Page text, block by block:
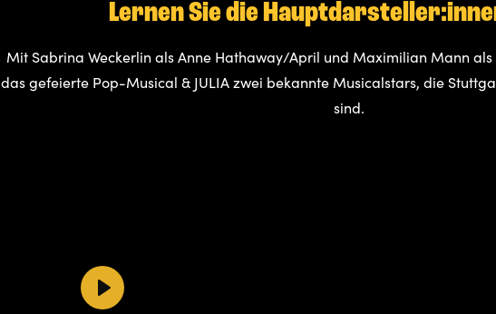
Lernen Sie die
Mit Sabrina Weckerlin als Anne Hathaway/April und Maximilian Mann
das gefeierte Pop-Musical & JULIA zwei bekannte Musicalstars, die
sind.
Play